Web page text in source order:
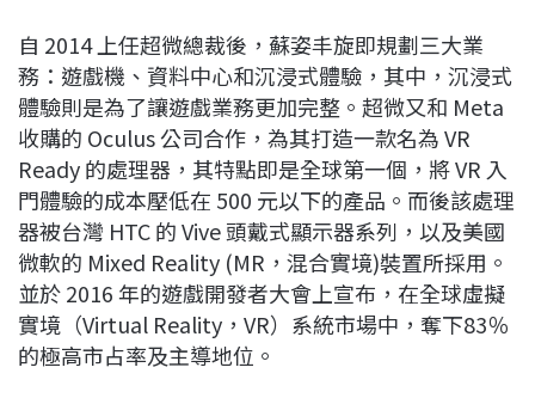
自 2014 上任超微總裁後，蘇姿丰旋即規劃三大業
務：遊戲機、資料中心和沉浸式體驗，其中，沉浸式
體驗則是為了讓遊戲業務更加完整。超微又和 Meta
收購的 Oculus 公司合作，為其打造一款名為 VR
Ready 的處理器，其特點即是全球第一個，將 VR 入
門體驗的成本壓低在 500 元以下的產品。而後該處理
器被台灣 HTC 的 Vive 頭戴式顯示器系列，以及美國
微軟的 Mixed Reality (MR，混合實境)裝置所採用。
並於 2016 年的遊戲開發者大會上宣布，在全球虛擬
實境（Virtual Reality，VR）系統市場中，奪下83％
的極高市占率及主導地位。